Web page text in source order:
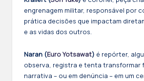
engrenagem militar, responsável por
prática decisões que impactam
e as vidas dos outros.
Naran (Euro Yotsawat) é repórter,
observa, registra e tenta transformar
narrativa – ou em denúncia – em um